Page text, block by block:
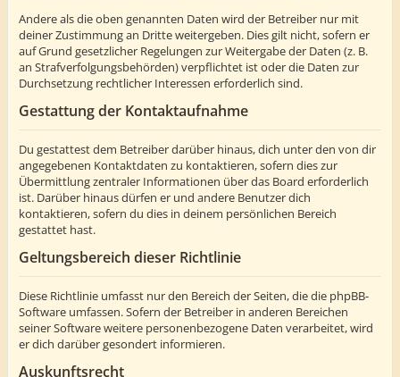
Andere als die oben genannten Daten wird der Betreiber nur mit
deiner Zustimmung an Dritte weitergeben. Dies gilt nicht, sofern er
auf Grund gesetzlicher Regelungen zur Weitergabe der Daten (z. B.
an Strafverfolgungsbehörden) verpflichtet ist oder die Daten zur
Durchsetzung rechtlicher Interessen erforderlich sind.
Gestattung der Kontaktaufnahme
Du gestattest dem Betreiber darüber hinaus, dich unter den von dir
angegebenen Kontaktdaten zu kontaktieren, sofern dies zur
Übermittlung zentraler Informationen über das Board erforderlich
ist. Darüber hinaus dürfen er und andere Benutzer dich
kontaktieren, sofern du dies in deinem persönlichen Bereich
gestattet hast.
Geltungsbereich dieser Richtlinie
Diese Richtlinie umfasst nur den Bereich der Seiten, die die phpBB-
Software umfassen. Sofern der Betreiber in anderen Bereichen
seiner Software weitere personenbezogene Daten verarbeitet, wird
er dich darüber gesondert informieren.
Auskunftsrecht